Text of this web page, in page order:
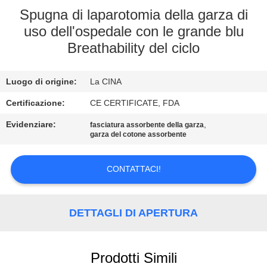
FABBRICA
CONTROLLO
QUALITÀ
CONTATTICI
RICHIEDA
UNA
Spugna di laparotomia della garza di
uso dell'ospedale con le grande blu
Breathability del ciclo
Luogo di origine: La CINA
Certificazione: CE CERTIFICATE, FDA
Evidenziare: fasciatura assorbente della garza,
garza del cotone assorbente
CONTATTACI!
DETTAGLI DI APERTURA
Prodotti Simili